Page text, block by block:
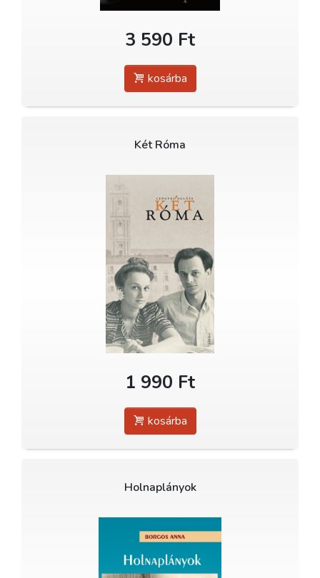
3 590 Ft
kosárba
Két Róma
1 990 Ft
kosárba
Holnaplányok